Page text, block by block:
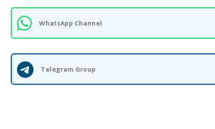
WhatsApp Channel
Telegram Group